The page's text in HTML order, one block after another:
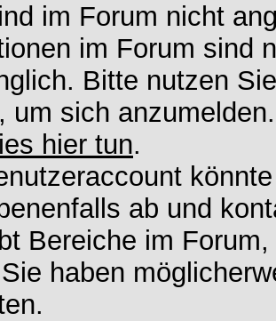
im Forum nicht
im Forum sind
Bitte nutzen
um sich
hier tun.
ab und
Bereiche im
haben